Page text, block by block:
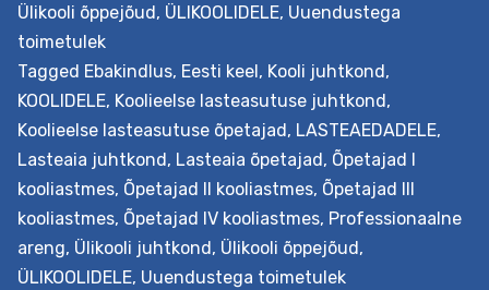
Ülikooli õppejõud, ÜLIKOOLIDELE, Uuendustega
toimetulek
Tagged Ebakindlus, Eesti keel, Kooli juhtkond,
KOOLIDELE, Koolieelse lasteasutuse juhtkond,
Koolieelse lasteasutuse õpetajad, LASTEAEDADELE,
Lasteaia juhtkond, Lasteaia õpetajad, Õpetajad I
kooliastmes, Õpetajad II kooliastmes, Õpetajad III
kooliastmes, Õpetajad IV kooliastmes, Professionaalne
areng, Ülikooli juhtkond, Ülikooli õppejõud,
ÜLIKOOLIDELE, Uuendustega toimetulek